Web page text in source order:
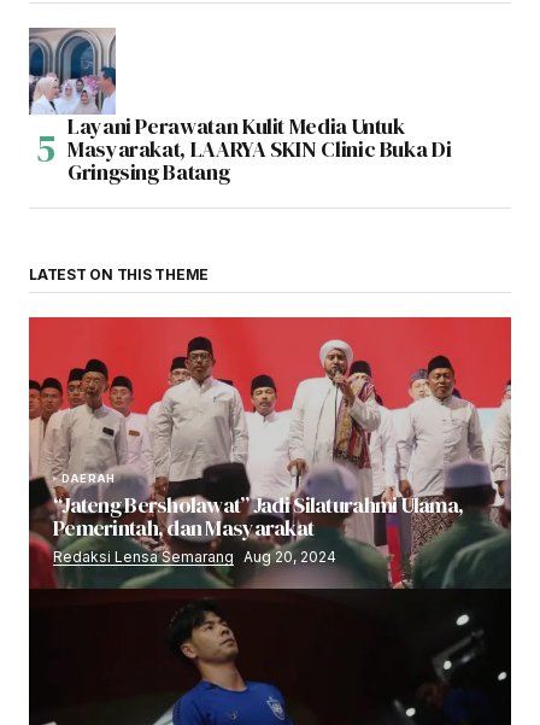
Layani Perawatan Kulit Media Untuk
Masyarakat, LAARYA SKIN Clinic Buka Di
Gringsing Batang
LATEST ON THIS THEME
DAERAH
“Jateng Bersholawat” Jadi Silaturahmi Ulama,
Pemerintah, dan Masyarakat
Redaksi Lensa Semarang Aug 20, 2024